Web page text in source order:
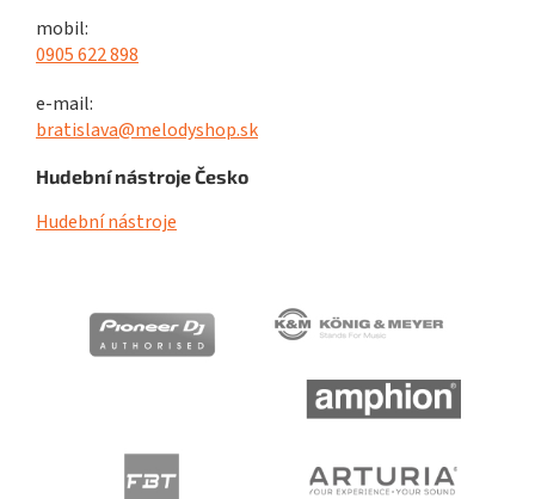
mobil:
0905 622 898
e-mail:
bratislava@melodyshop.sk
Hudební nástroje Česko
Hudební nástroje